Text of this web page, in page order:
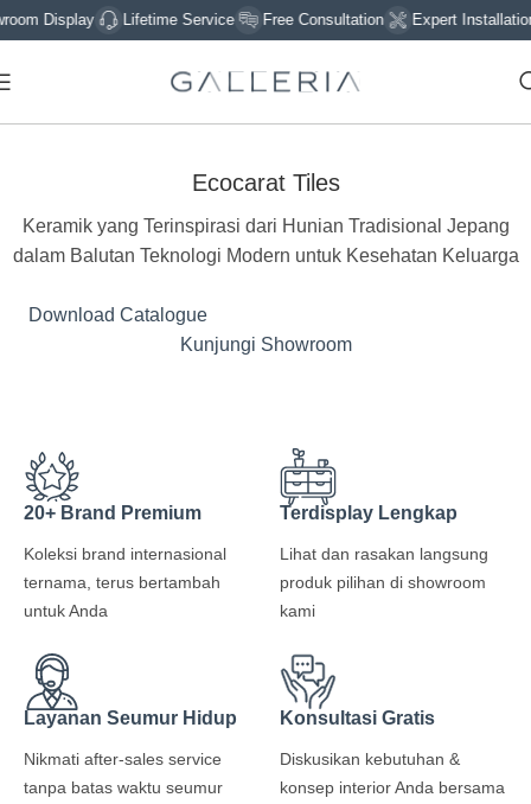
Display Lifetime Service Free Consultation Expert Installation
Ecocarat Tiles
Keramik yang Terinspirasi dari Hunian Tradisional Jepang
dalam Balutan Teknologi Modern untuk Kesehatan Keluarga
Download Catalogue
Kunjungi Showroom
20+ Brand Premium
Koleksi brand internasional
ternama, terus bertambah
untuk Anda
Terdisplay Lengkap
Lihat dan rasakan langsung
produk pilihan di showroom
kami
Layanan Seumur Hidup
Nikmati after-sales service
tanpa batas waktu seumur
Konsultasi Gratis
Diskusikan kebutuhan &
konsep interior Anda bersama